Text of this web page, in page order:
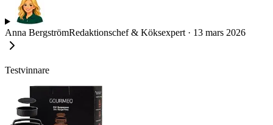
Anna BergströmRedaktionschef & Köksexpert · 13 mars 2026
Testvinnare